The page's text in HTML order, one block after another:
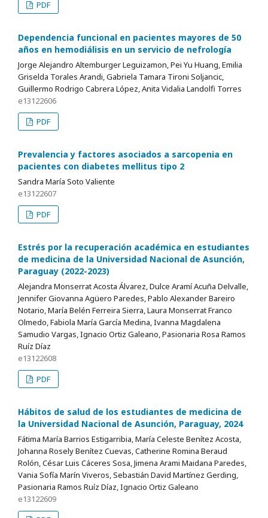
PDF
Dependencia funcional en pacientes mayores de 50
años en hemodiálisis en un servicio de nefrología
Jorge Alejandro Altemburger Leguizamon, Pei Yu Huang, Emilia
Griselda Torales Arandi, Gabriela Tamara Tironi Soljancic,
Guillermo Rodrigo Cabrera López, Anita Vidalia Landolfi Torres
e13122606
PDF
Prevalencia y factores asociados a sarcopenia en
pacientes con diabetes mellitus tipo 2
Sandra María Soto Valiente
e13122607
PDF
Estrés por la recuperación académica en estudiantes
de medicina de la Universidad Nacional de Asunción,
Paraguay (2022-2023)
Alejandra Monserrat Acosta Álvarez, Dulce Aramí Acuña Delvalle,
Jennifer Giovanna Agüero Paredes, Pablo Alexander Bareiro
Notario, María Belén Ferreira Sierra, Laura Monserrat Franco
Olmedo, Fabiola María García Medina, Ivanna Magdalena
Samudio Vargas, Ignacio Ortiz Galeano, Pasionaria Rosa Ramos
Ruíz Díaz
e13122608
PDF
Hábitos de salud de los estudiantes de medicina de
la Universidad Nacional de Asunción, Paraguay, 2024
Fátima María Barrios Estigarribia, María Celeste Benítez Acosta,
Johanna Rosely Benítez Cuevas, Catherine Romina Beraud
Rolón, César Luis Cáceres Sosa, Jimena Arami Maidana Paredes,
Vania Sofía Marín Viveros, Sebastián David Martínez Gerding,
Pasionaria Ramos Ruíz Díaz, Ignacio Ortiz Galeano
e13122609